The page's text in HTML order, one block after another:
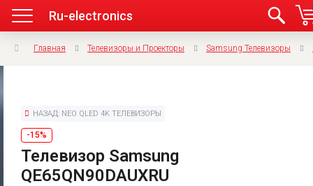
Ru-electronics
Главная Телевизоры и Проекторы Samsung Телевизоры
НАЗАД: NEO QLED 4K ТЕЛЕВИЗОРЫ
-15%
Телевизор Samsung
QE65QN90DAUXRU